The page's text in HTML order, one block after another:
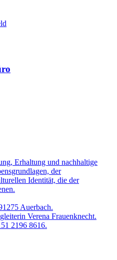
Erhaltung und nachhaltige
der
Identität, die der
Auerbach.
Verena Frauenknecht.
2196 8616.